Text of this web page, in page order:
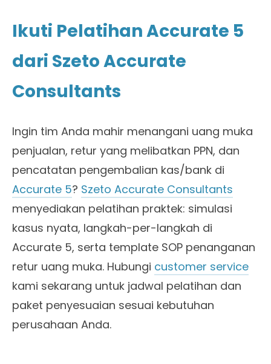
Ikuti Pelatihan Accurate 5
dari Szeto Accurate
Consultants
Ingin tim Anda mahir menangani uang muka
penjualan, retur yang melibatkan PPN, dan
pencatatan pengembalian kas/bank di
Accurate 5? Szeto Accurate Consultants
menyediakan pelatihan praktek: simulasi
kasus nyata, langkah-per-langkah di
Accurate 5, serta template SOP penanganan
retur uang muka. Hubungi customer service
kami sekarang untuk jadwal pelatihan dan
paket penyesuaian sesuai kebutuhan
perusahaan Anda.